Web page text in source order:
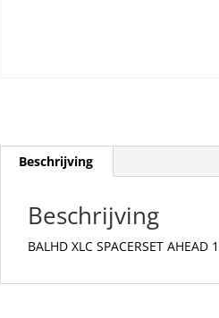
Beschrijving
Beschrijving
BALHD XLC SPACERSET